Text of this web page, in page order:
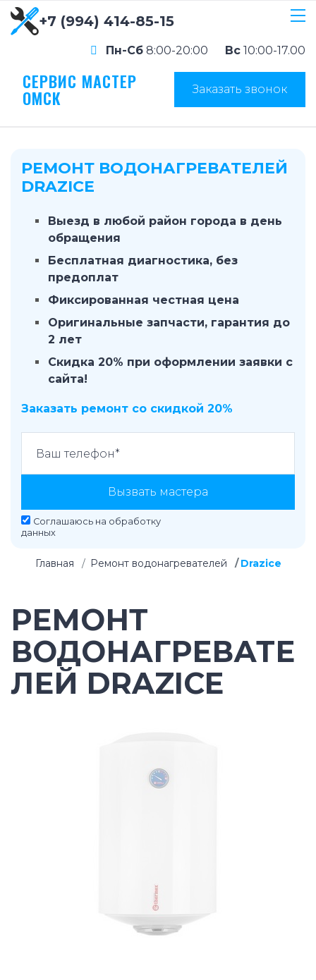
+7 (994) 414-85-15
Пн-Сб 8:00-20:00 Вс 10:00-17.00
СЕРВИС МАСТЕР
ОМСК Заказать звонок
РЕМОНТ ВОДОНАГРЕВАТЕЛЕЙ
DRAZICE
Выезд в любой район города в день
обращения
Бесплатная диагностика, без
предоплат
Фиксированная честная цена
Оригинальные запчасти, гарантия до
2 лет
Скидка 20% при оформлении заявки с
сайта!
Заказать ремонт со скидкой 20%
Вызвать мастера
Соглашаюсь на обработку
данных
Главная Ремонт водонагревателей Drazice
РЕМОНТ
ВОДОНАГРЕВАТЕ
ЛЕЙ DRAZICE